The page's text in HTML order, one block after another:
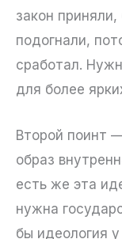
закон
подогнали,
сработал.
для более
Второй поинт
образ
есть же эта
нужна
бы идеология